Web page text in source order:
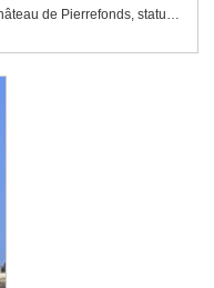
Château de Pierrefonds, statue d'amortissement à l'effigie d'un griffon